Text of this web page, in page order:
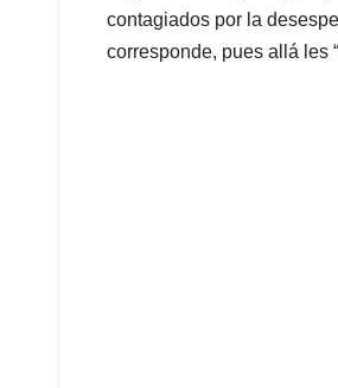
contagiados por la
corresponde, pues allá les